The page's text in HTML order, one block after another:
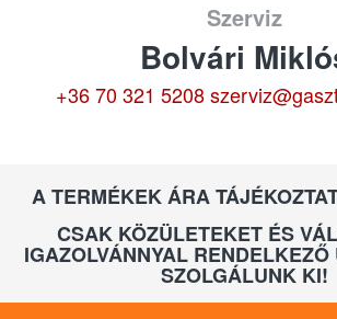
Szerviz
Bolvári
+36 70 321 5208
A TERMÉKEK ÁRA
CSAK KÖZÜLETEKET ÉS
IGAZOLVÁNNYAL
SZOLGÁLUNK KI!